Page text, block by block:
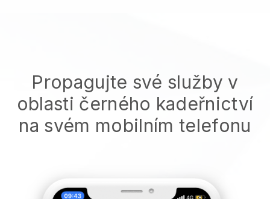
Propagujte své služby v
oblasti černého kadeřnictví
na svém mobilním telefonu